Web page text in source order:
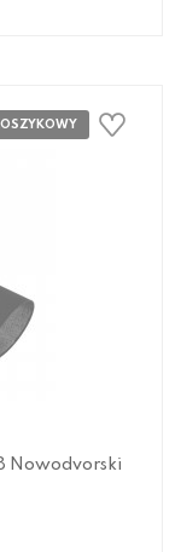
Nowodvorski